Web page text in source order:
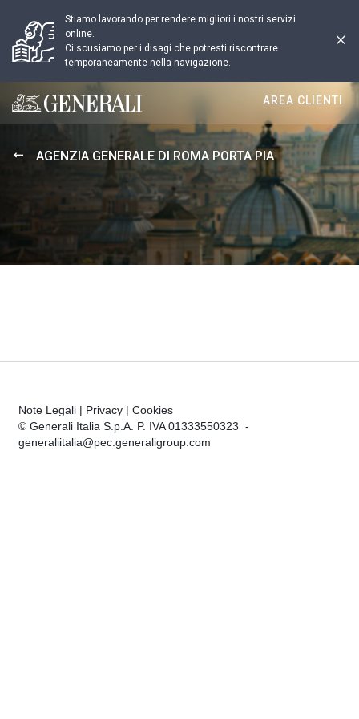
Stiamo lavorando per rendere migliori i nostri servizi
online.
Ci scusiamo per i disagi che potresti riscontrare
temporaneamente nella navigazione.
Generali logo
AREA CLIENTI
AGENZIA GENERALE DI ROMA PORTA PIA
Note Legali | Privacy | Cookies
© Generali Italia S.p.A. P. IVA 01333550323 -
generaliitalia@pec.generaligroup.com